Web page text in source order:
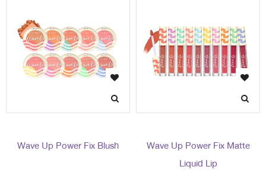
Wave Up Power Fix Blush
Wave Up Power Fix Matte
Liquid Lip